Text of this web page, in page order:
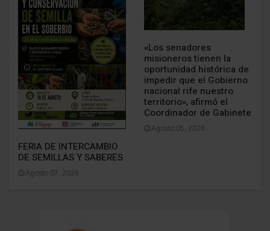
FERIA DE INTERCAMBIO
DE SEMILLAS Y SABERES
Agosto 07, 2026
«Los senadores
misioneros tienen la
oportunidad histórica de
impedir que el Gobierno
nacional rife nuestro
territorio», afirmó el
Coordinador de Gabinete
Agosto 05, 2026